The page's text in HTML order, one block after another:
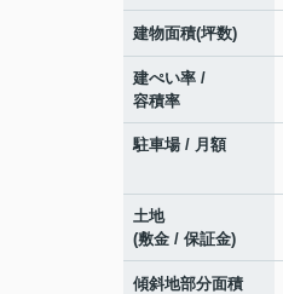
建物面積(坪数)
建ぺい率 /
容積率
駐車場 / 月額
土地
(敷金 / 保証金)
傾斜地部分面積